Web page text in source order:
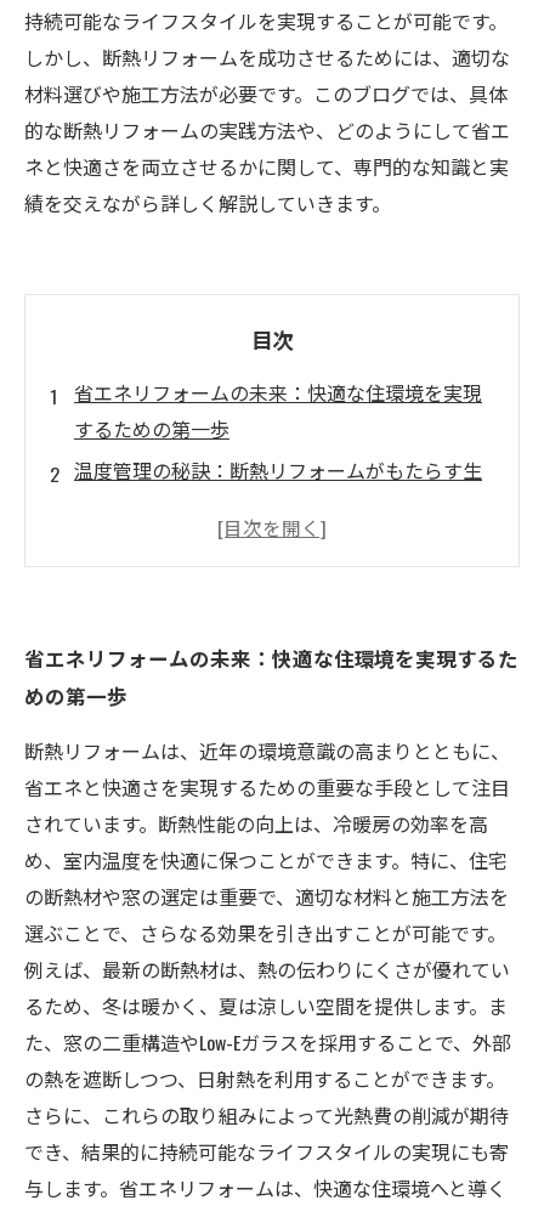
持続可能なライフスタイルを実現することが可能です。
しかし、断熱リフォームを成功させるためには、適切な
材料選びや施工方法が必要です。このブログでは、具体
的な断熱リフォームの実践方法や、どのようにして省エ
ネと快適さを両立させるかに関して、専門的な知識と実
績を交えながら詳しく解説していきます。
目次
省エネリフォームの未来：快適な住環境を実現
するための第一歩
温度管理の秘訣：断熱リフォームがもたらす生
エネルギー効率を高める断熱材の選び方と施工
費を削減！
持続可能なライフスタイルへの道：断熱リフォ
ームの実践と成果
断熱リフォームの成功に向けた最適な材料選び
のガイド
快適な住環境を手に入れるための断熱リフォー
ムの完全マニュアル
省エネリフォームの未来：快適な住環境を実現するた
めの第一歩
断熱リフォームは、近年の環境意識の高まりとともに、
省エネと快適さを実現するための重要な手段として注目
されています。断熱性能の向上は、冷暖房の効率を高
め、室内温度を快適に保つことができます。特に、住宅
の断熱材や窓の選定は重要で、適切な材料と施工方法を
選ぶことで、さらなる効果を引き出すことが可能です。
例えば、最新の断熱材は、熱の伝わりにくさが優れてい
るため、冬は暖かく、夏は涼しい空間を提供します。ま
た、窓の二重構造やLow-Eガラスを採用することで、外部
の熱を遮断しつつ、日射熱を利用することができます。
さらに、これらの取り組みによって光熱費の削減が期待
でき、結果的に持続可能なライフスタイルの実現にも寄
与します。省エネリフォームは、快適な住環境へと導く